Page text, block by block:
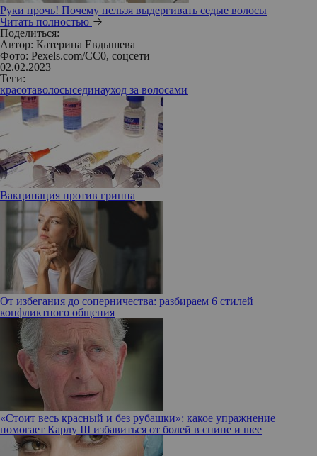
Руки прочь! Почему нельзя выдергивать седые волосы
Читать полностью
Поделиться:
Автор: Катерина Евдышева
Фото: Pexels.com/CC0, соцсети
02.02.2023
Теги:
красотаволосысединауход за волосами
Вакцинация против гриппа
От избегания до соперничества: разбираем 6 стилей
конфликтного общения
«Стоит весь красный и без рубашки»: какое упражнение
помогает Карлу III избавиться от болей в спине и шее